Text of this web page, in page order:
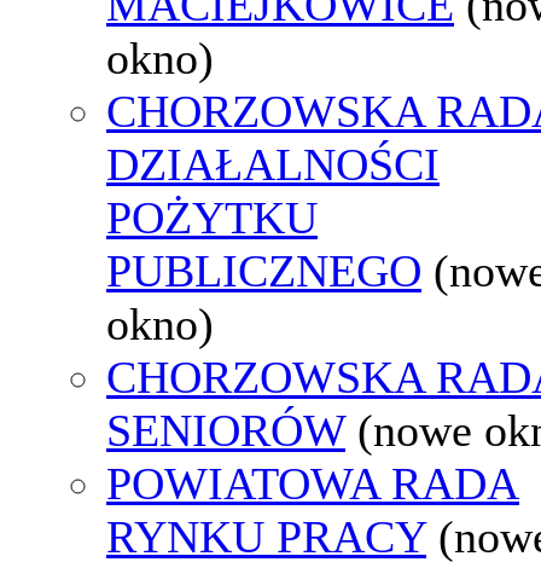
okno)
CHORZOWSKA
DZIAŁALNOŚCI
POŻYTKU
PUBLICZNEGO
okno)
CHORZOWSKA
SENIORÓW (nowe
POWIATOWA RADA
RYNKU PRACY